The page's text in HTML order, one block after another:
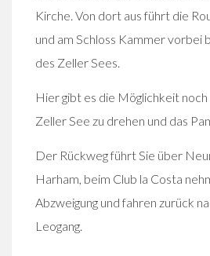
Kirche. Von dort aus führt die
und am Schloss Kammer vorbei
des Zeller Sees.
Hier gibt es die Möglichkeit noch
Zeller See zu drehen und das
Der Rückweg führt Sie über
Harham, beim Club la Costa
Abzweigung und fahren zurück
Leogang.